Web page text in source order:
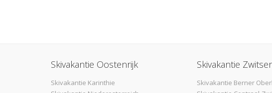
Skivakantie Oostenrijk
Skivakantie Karinthie
Skivakantie
Skivakantie Berner